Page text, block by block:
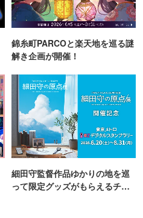
錦糸町PARCOと楽天地を巡る謎
解き企画が開催！
細田守監督作品ゆかりの地を巡
って限定グッズがもらえるチャ